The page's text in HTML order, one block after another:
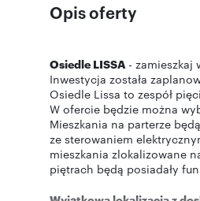
Opis oferty
Osiedle LISSA - zamieszkaj
Inwestycja została
Osiedle Lissa to zespół
W ofercie będzie można
Mieszkania na parterze
ze sterowaniem
mieszkania zlokalizowane
piętrach będą posiadały